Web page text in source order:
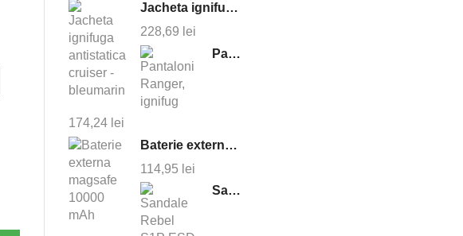
Jacheta ignifuga antistatica cruiser - bleumarin
228,69 lei
Pantaloni Ranger, ignifug
174,24 lei
Baterie externa magsafe 10000 mAh
114,95 lei
Sandale Rebel S1P ESD